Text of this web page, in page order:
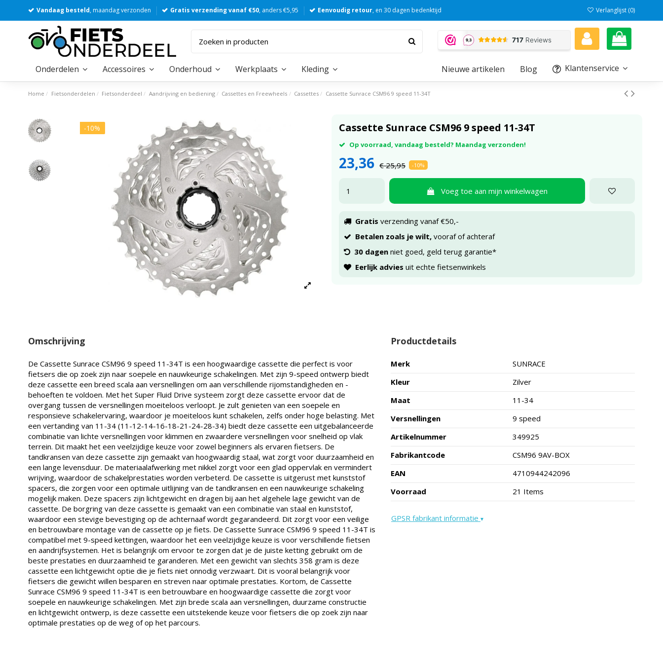
Vandaag besteld, maandag verzonden Gratis verzending vanaf €50, anders €5,95 Eenvoudig retour, en 30 dagen bedenktijd Verlanglijst (0)
Onderdelen Accessoires Onderhoud Werkplaats Kleding Klantenservice
Blog
Nieuwe artikelen
Home Fietsonderdelen Fietsonderdeel Aandrijving en bediening Cassettes en Freewheels Cassettes Cassette Sunrace CSM96 9 speed 11-34T
-10% Cassette Sunrace CSM96 9 speed 11-34T
Op voorraad, vandaag besteld? Maandag verzonden!
23,36 € 25,95 -10%
Voeg toe aan mijn winkelwagen
Gratis verzending vanaf €50,-
Betalen zoals je wilt,vooraf of achteraf
30 dagenniet goed, geld terug garantie*
Eerlijk advies uit echte fietsenwinkels
Omschrijving
De Cassette Sunrace CSM96 9 speed 11-34T is een hoogwaardige cassette die perfect is voor
fietsers die op zoek zijn naar soepele en nauwkeurige schakelingen. Met zijn 9-speed ontwerp biedt
deze cassette een breed scala aan versnellingen om aan verschillende rijomstandigheden en -
behoeften te voldoen. Met het Super Fluid Drive systeem zorgt deze cassette ervoor dat de
overgang tussen de versnellingen moeiteloos verloopt. Je zult genieten van een soepele en
responsieve schakelervaring, waardoor je moeiteloos kunt schakelen, zelfs onder hoge belasting. Met
een vertanding van 11-34 (11-12-14-16-18-21-24-28-34) biedt deze cassette een uitgebalanceerde
combinatie van lichte versnellingen voor klimmen en zwaardere versnellingen voor snelheid op vlak
terrein. Dit maakt het een veelzijdige keuze voor zowel beginners als ervaren fietsers. De
tandkransen van deze cassette zijn gemaakt van hoogwaardig staal, wat zorgt voor duurzaamheid en
een lange levensduur. De materiaalafwerking met nikkel zorgt voor een glad oppervlak en vermindert
wrijving, waardoor de schakelprestaties worden verbeterd. De cassette is uitgerust met kunststof
spacers, die zorgen voor een optimale uitlijning van de tandkransen en een nauwkeurige schakeling
mogelijk maken. Deze spacers zijn lichtgewicht en dragen bij aan het algehele lage gewicht van de
cassette. De borgring van deze cassette is gemaakt van een combinatie van staal en kunststof,
waardoor een stevige bevestiging op de achternaaf wordt gegarandeerd. Dit zorgt voor een veilige
en betrouwbare montage van de cassette op je fiets. De Cassette Sunrace CSM96 9 speed 11-34T is
compatibel met 9-speed kettingen, waardoor het een veelzijdige keuze is voor verschillende fietsen
en aandrijfsystemen. Het is belangrijk om ervoor te zorgen dat je de juiste ketting gebruikt om de
beste prestaties en duurzaamheid te garanderen. Met een gewicht van slechts 358 gram is deze
cassette een lichtgewicht optie die je fiets niet onnodig verzwaart. Dit is vooral belangrijk voor
fietsers die gewicht willen besparen en streven naar optimale prestaties. Kortom, de Cassette
Sunrace CSM96 9 speed 11-34T is een betrouwbare en hoogwaardige cassette die zorgt voor
soepele en nauwkeurige schakelingen. Met zijn brede scala aan versnellingen, duurzame constructie
en lichtgewicht ontwerp, is deze cassette een uitstekende keuze voor fietsers die op zoek zijn naar
optimale prestaties op de weg of op het parcours.
Productdetails
Merk
SUNRACE
Kleur
Zilver
Maat
11-34
Versnellingen
9 speed
Artikelnummer
349925
Fabrikantcode
CSM96 9AV-BOX
EAN
4710944242096
Voorraad
21 Items
GPSR fabrikant informatie ▾